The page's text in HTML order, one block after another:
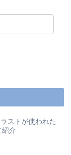
ストが使われた
紹介